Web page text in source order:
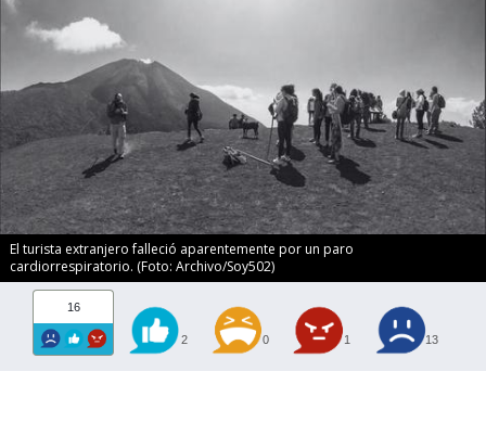
El turista extranjero falleció aparentemente por un paro
cardiorrespiratorio. (Foto: Archivo/Soy502)
16
2 0 1 13